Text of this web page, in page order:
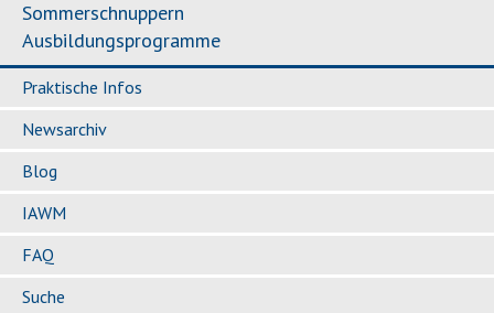
Sommerschnuppern
Ausbildungsprogramme
Praktische Infos
Newsarchiv
Blog
IAWM
FAQ
Suche